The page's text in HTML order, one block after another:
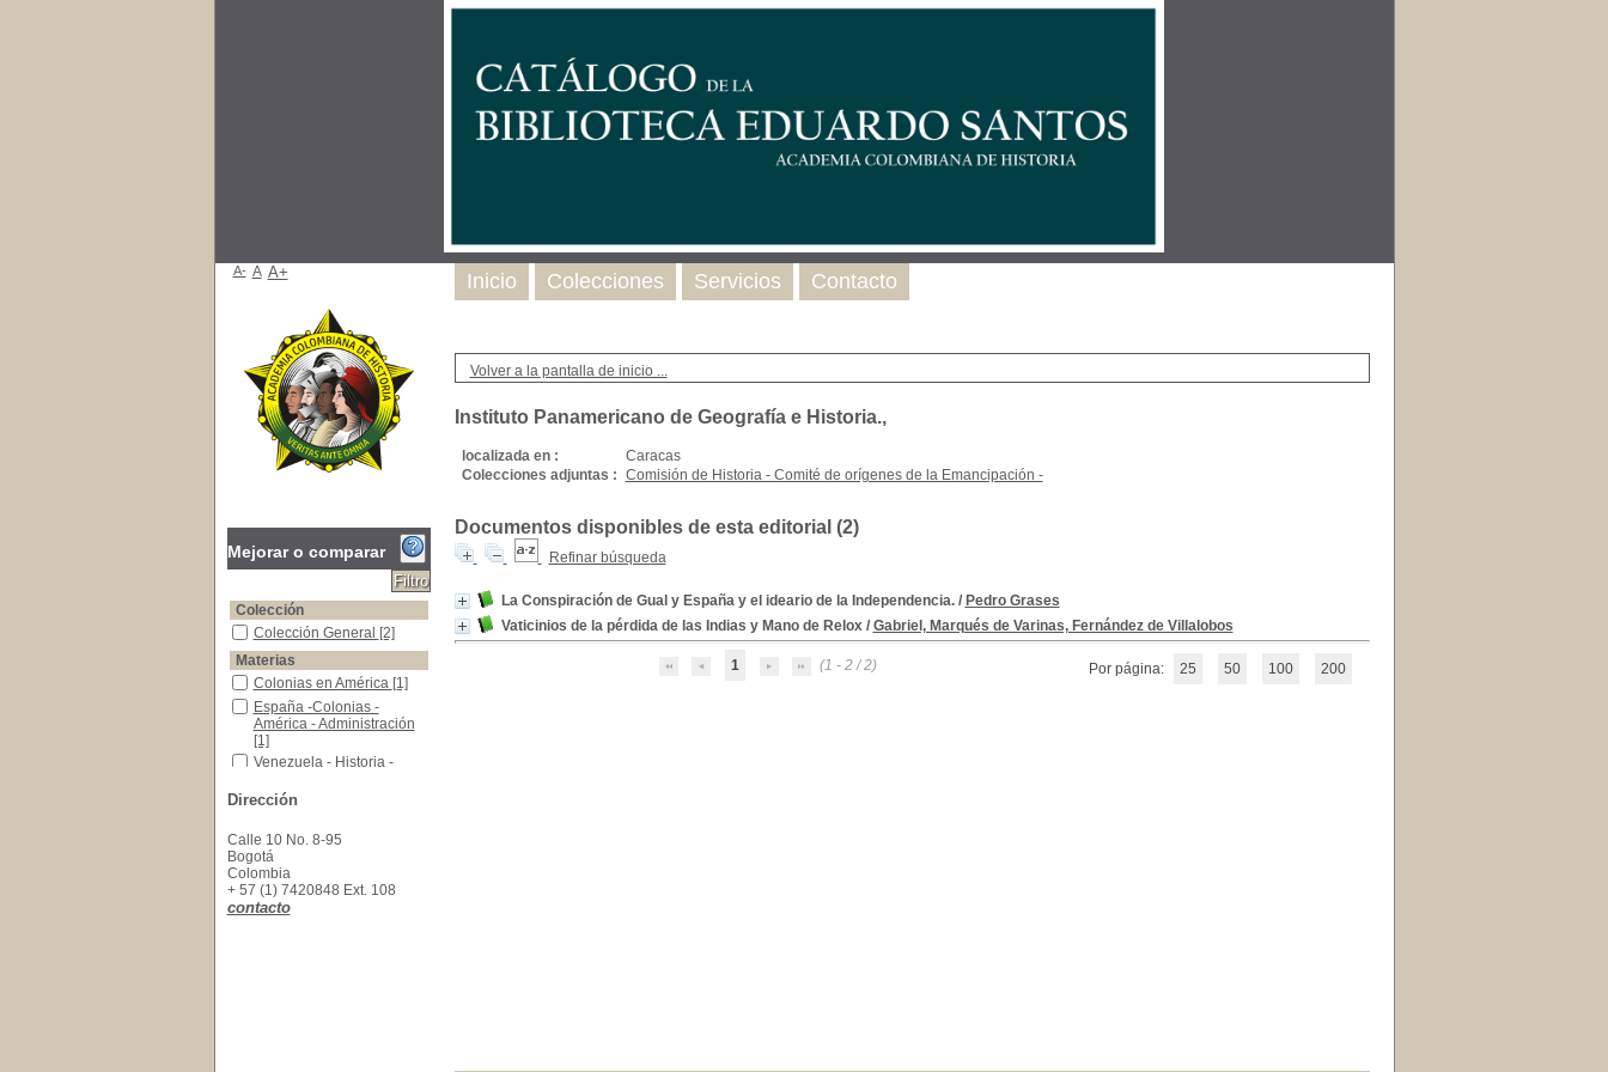
Volver a la pantalla de inicio ...
Instituto Panamericano de Geografía e Historia.,
localizada en :
Caracas
Colecciones adjuntas : Comisión de Historia - Comité de orígenes de la Emancipación -
Documentos disponibles de esta editorial (2)
Refinar búsqueda
La Conspiración de Gual y España y el ideario de la Independencia./ Pedro Grases
Vaticinios de la pérdida de las Indias y Mano de Relox/ Gabriel, Marqués de Varinas, Fernández de Villalobos
1 (1 - 2 / 2) Por página: 25 50 100 200
Inicio Colecciones Servicios Contacto
A- A A+
Mejorar o comparar
Colección
Colección General
Colección General [2]
Materias
Colonias en América
Colonias en América [1]
España -Colonias -América - Administración
España -Colonias -
América - Administración
[1]
Venezuela - Historia - Guerra de Independencia
Venezuela - Historia -
[1]
Dirección
Calle 10 No. 8-95
Bogotá
Colombia
+ 57 (1) 7420848 Ext. 108
contacto